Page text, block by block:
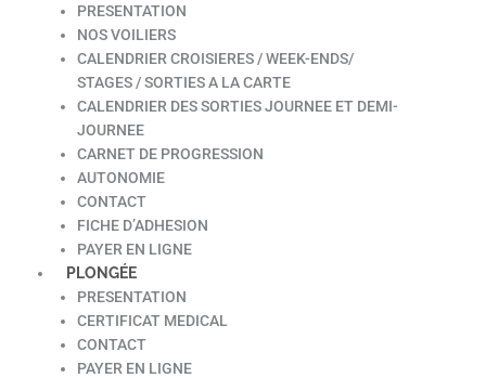
PRESENTATION
NOS VOILIERS
CALENDRIER CROISIERES / WEEK-ENDS/
STAGES / SORTIES A LA CARTE
CALENDRIER DES SORTIES JOURNEE ET DEMI-
JOURNEE
CARNET DE PROGRESSION
AUTONOMIE
CONTACT
FICHE D’ADHESION
PAYER EN LIGNE
PLONGÉE
PRESENTATION
CERTIFICAT MEDICAL
CONTACT
PAYER EN LIGNE